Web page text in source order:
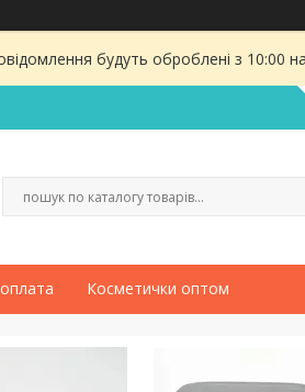
будуть оброблені з 10:00
Косметички оптом